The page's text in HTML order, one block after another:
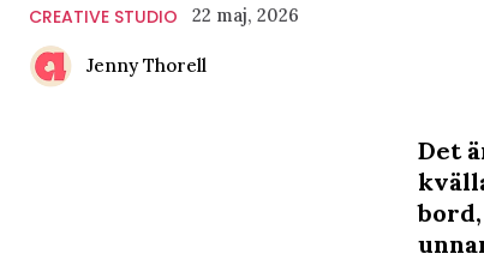
CREATIVE STUDIO 22 maj, 2026
Jenny Thorell
Det